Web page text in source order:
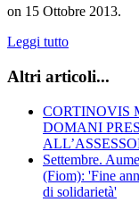
on 15 Ottobre 2013.
Leggi tutto
Altri articoli...
CORTINOVIS
DOMANI
Settembre.
(Fiom): 'Fine
di solidarietà'